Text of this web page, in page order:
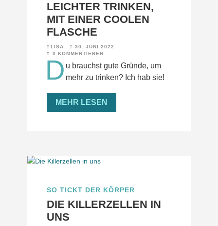
LEICHTER TRINKEN,
MIT EINER COOLEN
FLASCHE
LISA
30. JUNI 2022
0 KOMMENTIEREN
D u brauchst gute Gründe, um
mehr zu trinken? Ich hab sie!
MEHR LESEN
SO TICKT DER KÖRPER
DIE KILLERZELLEN IN
UNS